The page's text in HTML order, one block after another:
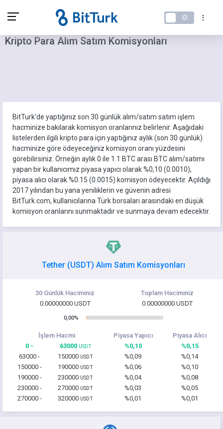
Kripto Para Alım Satım Komisyonları
BitTurk'de yaptığınız son 30 günlük alım/satım satım işlem
hacminize bakılarak komisyon oranlarınız belirlenir. Aşağıdaki
listelerden ilgili kripto para için yaptığınız aylık (son 30 günlük)
hacminize göre ödeyeceğiniz komisyon oranı yüzdesini
görebilirsiniz. Örneğin aylık 0 ile 1.1 BTC arası BTC alım/satımı
yapan bir kullanıcımız piyasa yapıcı olarak %0,10 (0.0010),
piyasa alıcı olarak %0.15 (0.0015) komisyon ödeyecektir. Açıldığı
2017 yılından bu yana yeniliklerin ve güvenin adresi
BitTurk.com, kullanıcılarına Türk borsaları arasındaki en düşük
komisyon oranlarını sunmaktadır ve sunmaya devam edecektir.
Tether (USDT) Alım Satım Komisyonları
30 Günlük Haciminiz
Toplam Haciminiz
0.00000000 USDT
0.00000000 USDT
0,00%
İşlem Hacmi Piyasa Yapıcı
Piyasa Alıcı
0 -
63000 USDT %0,10
%0,15
63000 -
150000 USDT %0,09
%0,14
150000 -
190000 USDT %0,06
%0,10
190000 -
230000 USDT %0,04
%0,08
230000 -
270000 USDT %0,03
%0,05
270000 -
320000 USDT %0,01 %0,01